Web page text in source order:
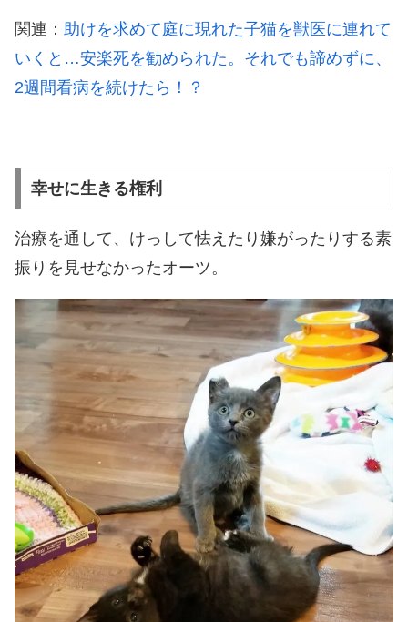
関連： 助けを求めて庭に現れた子猫を獣医に連れて
いくと…安楽死を勧められた。それでも諦めずに、
2週間看病を続けたら！？
幸せに生きる権利
治療を通して、けっして怯えたり嫌がったりする素
振りを見せなかったオーツ。